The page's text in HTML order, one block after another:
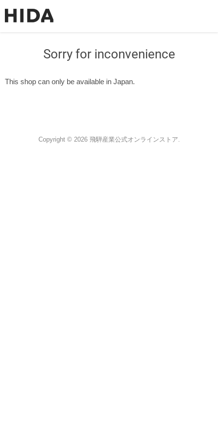
Sorry for inconvenience
This shop can only be available in Japan.
Copyright © 2026 飛騨産業公式オンラインストア.